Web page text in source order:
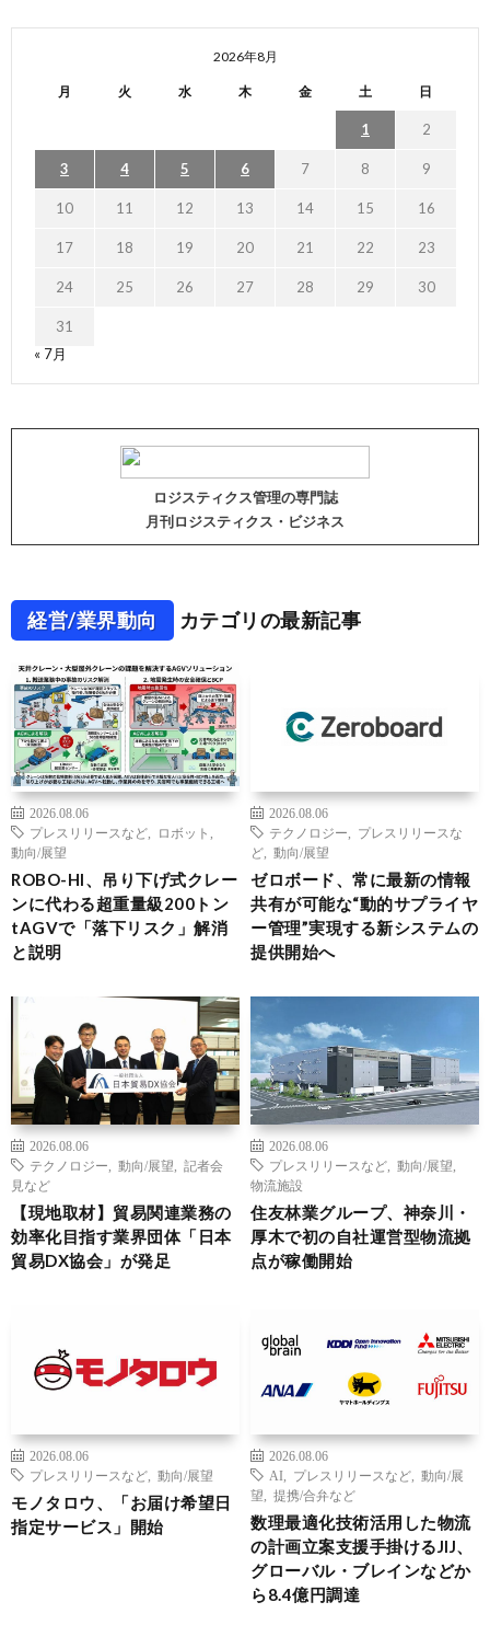
2026年8月
月 火 水 木 金 土 日
1 2
3 4 5 6 7 8 9
10 11 12 13 14 15 16
17 18 19 20 21 22 23
24 25 26 27 28 29 30
31
« 7月
ロジスティクス管理の専門誌
月刊ロジスティクス・ビジネス
経営/業界動向 カテゴリの最新記事
2026.08.06
プレスリリースなど
ロボット
動向/展望
ROBO-HI、吊り下げ式クレー
ンに代わる超重量級200トン
tAGVで「落下リスク」解消
と説明
2026.08.06
テクノロジー
プレスリリースな
ど
動向/展望
ゼロボード、常に最新の情報
共有が可能な“動的サプライヤ
ー管理”実現する新システムの
提供開始へ
2026.08.06
テクノロジー
動向/展望
記者会
見など
【現地取材】貿易関連業務の
効率化目指す業界団体「日本
貿易DX協会」が発足
2026.08.06
プレスリリースなど
動向/展望
物流施設
住友林業グループ、神奈川・
厚木で初の自社運営型物流拠
点が稼働開始
2026.08.06
プレスリリースなど
動向/展望
モノタロウ、「お届け希望日
指定サービス」開始
2026.08.06
AI
プレスリリースなど
動向/展
望
提携/合弁など
数理最適化技術活用した物流
の計画立案支援手掛けるJIJ、
グローバル・ブレインなどか
ら8.4億円調達